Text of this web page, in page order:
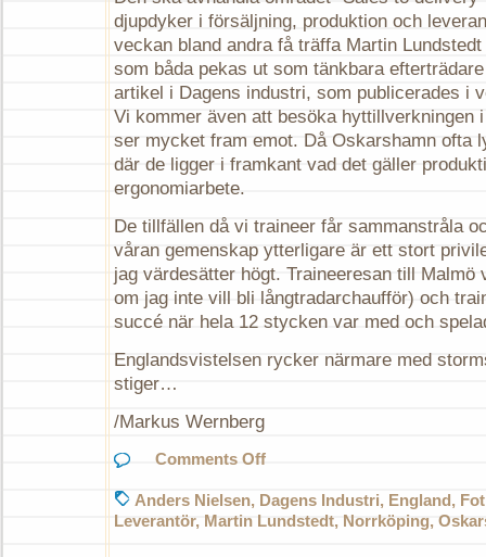
djupdyker i försäljning, produktion och
veckan bland andra få träffa Martin
som båda pekas ut som tänkbara
artikel i Dagens industri, som publicerades i
Vi kommer även att besöka hyttillverkningen
ser mycket fram emot. Då Oskarshamn ofta
där de ligger i framkant vad det gäller
ergonomiarbete.
De tillfällen då vi traineer får sammanstråla
våran gemenskap ytterligare är ett stort
jag värdesätter högt. Traineeresan till Malmö
om jag inte vill bli långtradarchaufför) och
succé när hela 12 stycken var med och
Englandsvistelsen rycker närmare med
stiger…
/Markus Wernberg
Comments Off
Anders Nielsen, Dagens Industri, England,
Leverantör, Martin Lundstedt, Norrköping,